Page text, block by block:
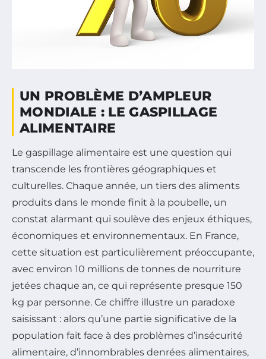
UN PROBLÈME D’AMPLEUR
MONDIALE : LE GASPILLAGE
ALIMENTAIRE
Le gaspillage alimentaire est une question qui
transcende les frontières géographiques et
culturelles. Chaque année, un tiers des aliments
produits dans le monde finit à la poubelle, un
constat alarmant qui soulève des enjeux éthiques,
économiques et environnementaux. En France,
cette situation est particulièrement préoccupante,
avec environ 10 millions de tonnes de nourriture
jetées chaque an, ce qui représente presque 150
kg par personne. Ce chiffre illustre un paradoxe
saisissant : alors qu’une partie significative de la
population fait face à des problèmes d’insécurité
alimentaire, d’innombrables denrées alimentaires,